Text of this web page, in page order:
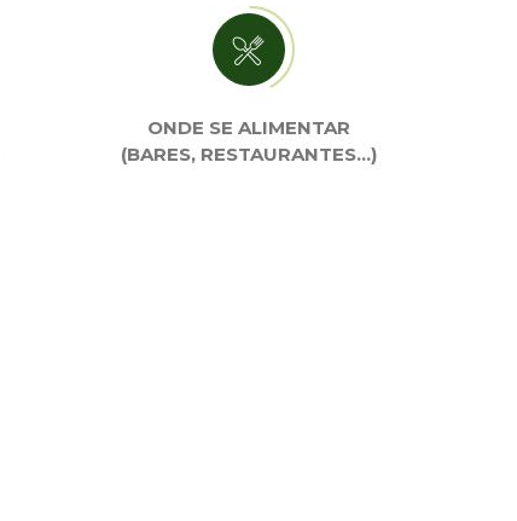
ONDE SE ALIMENTAR
(BARES, RESTAURANTES…)